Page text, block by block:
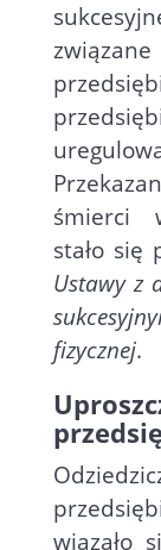
śmierci
stało się
Ustawy z
fizycznej.
wiązało